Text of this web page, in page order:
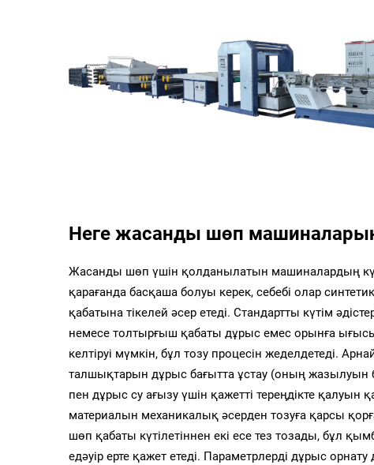
Неге жасанды шөп
Жасанды шөп үшін қолданылатын машиналардың
қарағанда басқаша болуы керек, себебі олар
қабатына тікелей әсер етеді. Стандартты күтім
немесе толтырғыш қабаты дұрыс емес орынға
келтіруі мүмкін, бұл тозу процесін жеделдетеді.
талшықтарын дұрыс бағытта ұстау (оның жазылуын
пен дұрыс су ағызу үшін қажетті тереңдікте
материалын механикалық әсерден тозуға қарсы
шөп қабаты күтілетіннен екі есе тез тозады, бұл
едәуір ерте қажет етеді. Параметрлерді дұрыс